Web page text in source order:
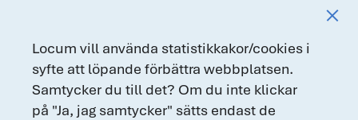
Locum vill använda statistikkakor/cookies i
syfte att löpande förbättra webbplatsen.
Samtycker du till det? Om du inte klickar
på "Ja, jag samtycker" sätts endast de